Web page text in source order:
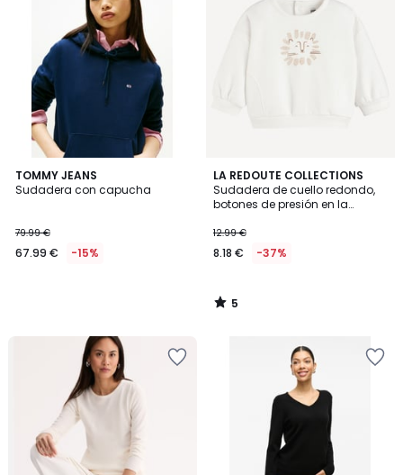
TOMMY JEANS
Sudadera con capucha
79.99 €
67.99 € -15%
LA REDOUTE COLLECTIONS
Sudadera de cuello redondo,
botones de presión en la
12.99 €
8.18 € -37%
5
/
5
5
/